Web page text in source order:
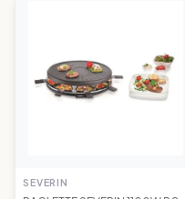
SEVERIN